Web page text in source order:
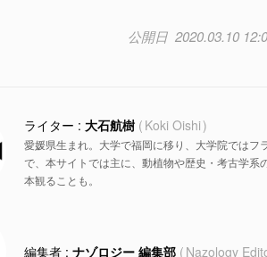
2020.03.10
大石航樹 Koki Oishi
愛媛県生まれ。大学で福岡に移り、大学院ではフ
で、本サイトでは主に、動植物や歴史・考古学
本観ることも。
ナゾロジー 編集部 Nazology